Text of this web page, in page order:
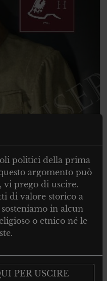
politici della prima
argomento può
vi prego di uscire.
di valore storico a
in alcun
o etnico né le
PER USCIRE